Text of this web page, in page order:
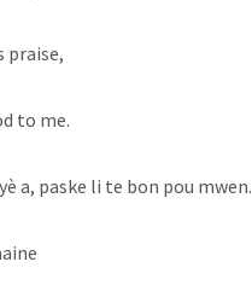
praise,
to me.
a, paske li te bon pou mwen.